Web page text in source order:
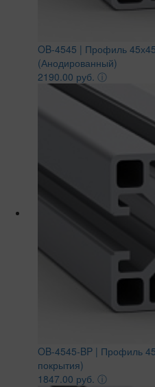
OB-4545 | Профиль
(Анодированный)
2190.00 руб. ⓘ
OB-4545-BP | Профиль
покрытия)
1847.00 руб. ⓘ